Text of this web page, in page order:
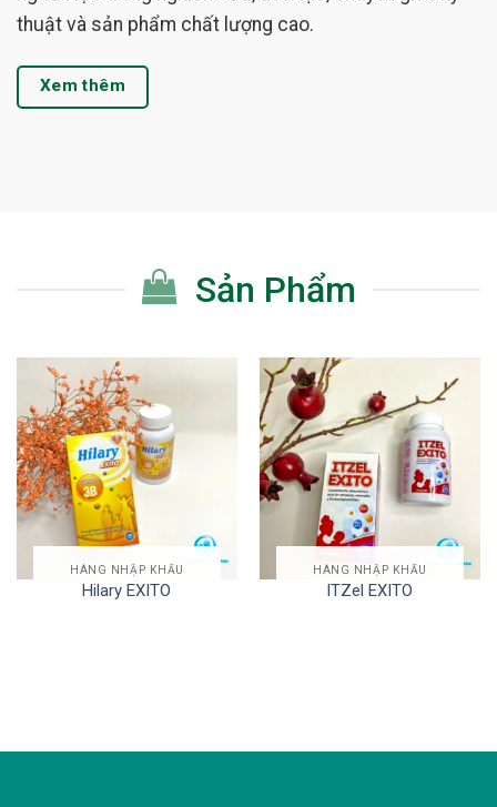
thuật và sản phẩm chất lượng cao.
Xem thêm
Sản Phẩm
HÀNG NHẬP KHẨU
Hilary EXITO
HÀNG NHẬP KHẨU
ITZel EXITO